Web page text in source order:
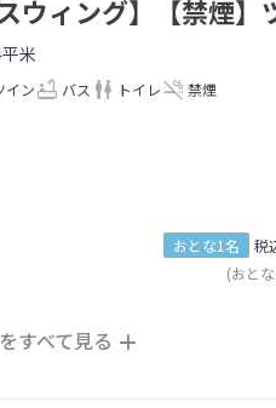
スウィング】【禁煙】
平米
イン バス トイレ 禁煙
おとな1名 税
(おと
すべて見る